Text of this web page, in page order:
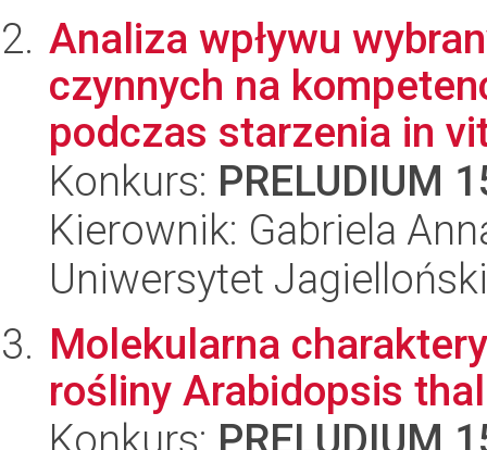
Analiza wpływu
czynnych na
podczas starzenia in
Konkurs: PRELUDIUM
Kierownik: Gabriela
Uniwersytet
Molekularna
rośliny Arabidopsis
Konkurs: PRELUDIUM